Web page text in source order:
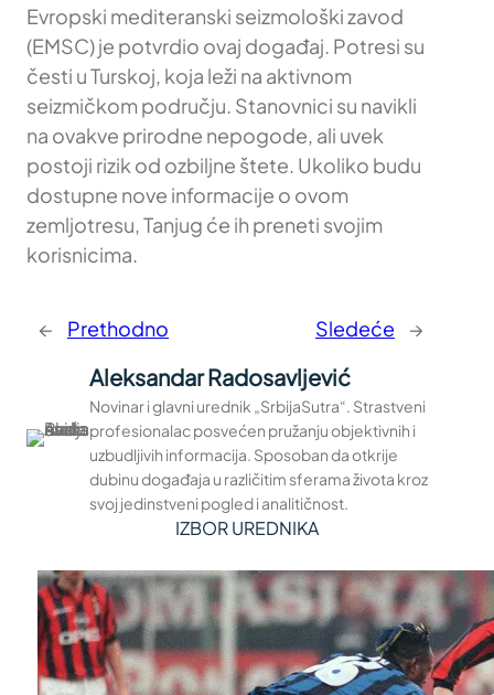
Evropski mediteranski seizmološki zavod
(EMSC) je potvrdio ovaj događaj. Potresi su
česti u Turskoj, koja leži na aktivnom
seizmičkom području. Stanovnici su navikli
na ovakve prirodne nepogode, ali uvek
postoji rizik od ozbiljne štete. Ukoliko budu
dostupne nove informacije o ovom
zemljotresu, Tanjug će ih preneti svojim
korisnicima.
← Prethodno Sledeće →
Aleksandar Radosavljević
Novinar i glavni urednik „SrbijaSutra“. Strastveni
profesionalac posvećen pružanju objektivnih i
uzbudljivih informacija. Sposoban da otkrije
dubinu događaja u različitim sferama života kroz
svoj jedinstveni pogled i analitičnost.
IZBOR UREDNIKA